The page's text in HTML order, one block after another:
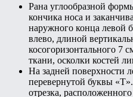
Рана углообразной
кончика носа и
наружного конца левой
влево, длиной
косогоризонтального 7
ткани, осколки костей
На задней поверхности
перевернутой буквы
отрезка,